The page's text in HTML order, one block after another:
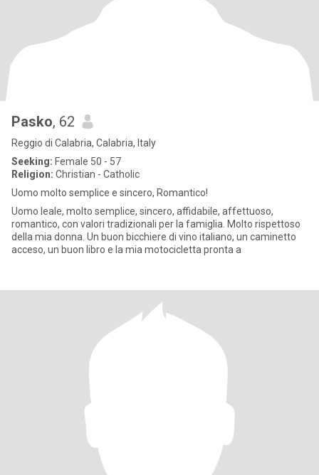
Pasko, 62
Reggio di Calabria, Calabria, Italy
Seeking: Female 50 - 57
Religion: Christian - Catholic
Uomo molto semplice e sincero, Romantico!
Uomo leale, molto semplice, sincero, affidabile, affettuoso,
romantico, con valori tradizionali per la famiglia. Molto rispettoso
della mia donna. Un buon bicchiere di vino italiano, un caminetto
acceso, un buon libro e la mia motocicletta pronta a